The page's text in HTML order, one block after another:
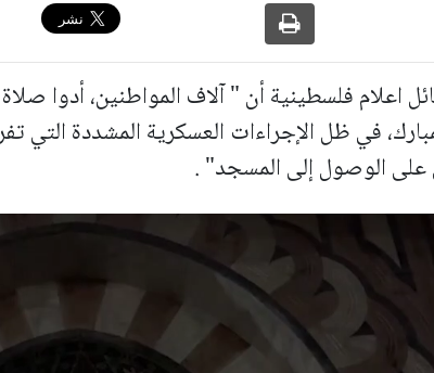
اعلام فلسطينية أن " آلاف المواطنين، أدوا
في ظل الإجراءات العسكرية المشددة التي
على الوصول إلى المسجد" .